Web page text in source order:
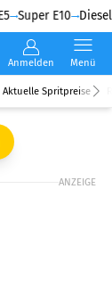
Super E10 Diesel
Anmelden Menü
Aktuelle Spritpreise
ANZEIGE